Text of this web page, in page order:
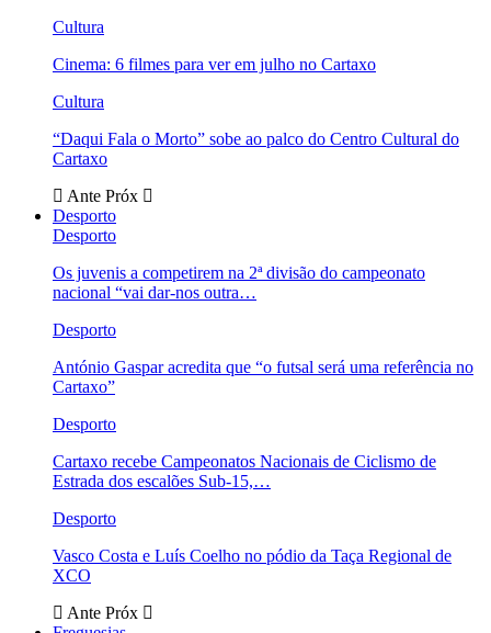
Cultura
Cinema: 6 filmes para ver em julho no Cartaxo
Cultura
“Daqui Fala o Morto” sobe ao palco do Centro Cultural do
Cartaxo
Ante Próx
Desporto
Desporto
Os juvenis a competirem na 2ª divisão do campeonato
nacional “vai dar-nos outra…
Desporto
António Gaspar acredita que “o futsal será uma referência no
Cartaxo”
Desporto
Cartaxo recebe Campeonatos Nacionais de Ciclismo de
Estrada dos escalões Sub-15,…
Desporto
Vasco Costa e Luís Coelho no pódio da Taça Regional de
XCO
Ante Próx